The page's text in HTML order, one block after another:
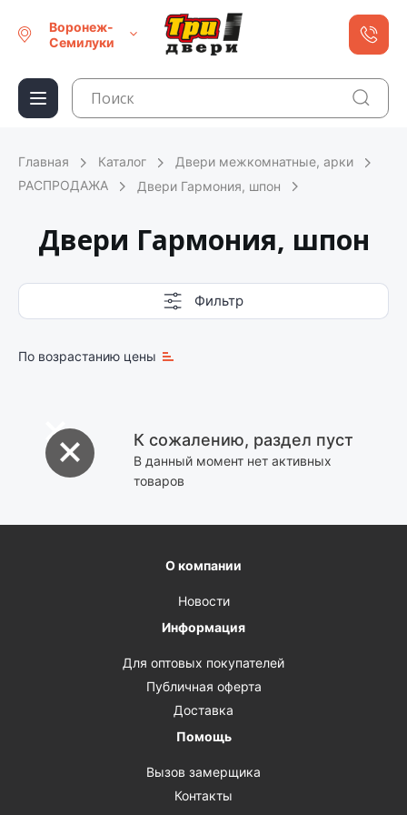
Воронеж-
Семилуки
Главная Каталог
Двери межкомнатные, арки
РАСПРОДАЖА
Двери Гармония, шпон
Двери Гармония, шпон
Фильтр
По возрастанию цены
К сожалению, раздел пуст
В данный момент нет активных
товаров
О компании
Новости
Информация
Для оптовых покупателей
Публичная оферта
Доставка
Помощь
Вызов замерщика
Контакты